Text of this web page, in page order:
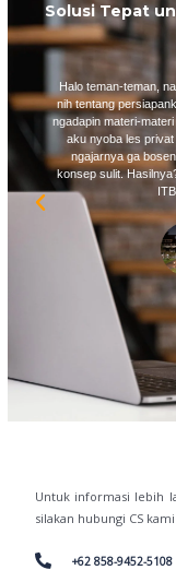
Solusi Tepat
Halo teman-teman,
nih tentang
ngadapin materi-
aku nyoba les
ngajarnya ga
konsep sulit.
Untuk informasi lebih
silakan hubungi CS
+62 858-9452-5108